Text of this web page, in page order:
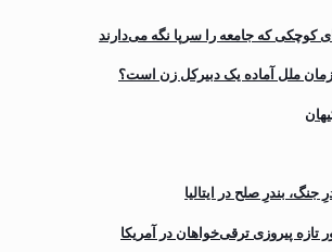
کوچکی که جامعه را سرپا نگه می‌دارند
ملل آماده یک دبیرکل زن است؟
بندرِ صلح در ایتالیا
پیروزی ترقی‌خواهان در آمریکا